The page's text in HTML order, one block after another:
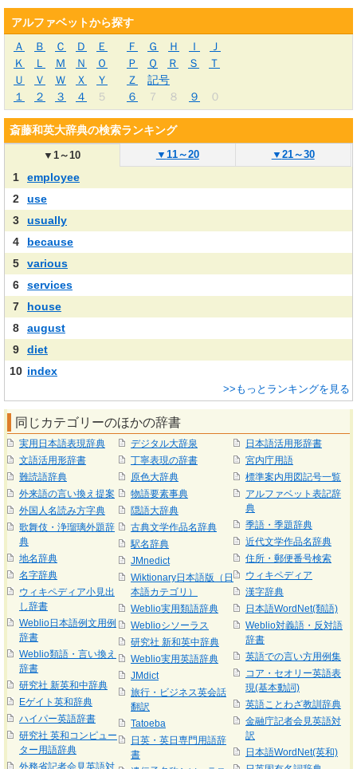
アルファベットから探す
Ａ
Ｂ Ｃ Ｄ Ｅ Ｆ Ｇ Ｈ Ｉ
Ｊ
Ｋ
Ｌ Ｍ Ｎ Ｏ Ｐ Ｑ Ｒ Ｓ
Ｔ
Ｕ
Ｖ Ｗ Ｘ Ｙ Ｚ
記号
１
２ ３ ４ ５ ６ ７ ８ ９ ０
斎藤和英大辞典の検索ランキング
▼1～10 ▼ 11～20 ▼ 21～30
1
employee
2
use
3
usually
4
because
5
various
6
services
7
house
8
august
9
diet
10 index
>>もっとランキングを見る
同じカテゴリーのほかの辞書
実用日本語表現辞典
文語活用形辞書
難読語辞典
外来語の言い換え提案
外国人名読み方字典
歌舞伎・浄瑠璃外題辞
典
地名辞典
名字辞典
ウィキペディア小見出
し辞書
Weblio日本語例文用例
辞書
Weblio類語・言い換え
辞書
研究社 新英和中辞典
Eゲイト英和辞典
ハイパー英語辞書
研究社 英和コンピュー
ター用語辞典
外務省記者会見英語対
デジタル大辞泉
丁寧表現の辞書
原色大辞典
物語要素事典
隠語大辞典
古典文学作品名辞典
駅名辞典
JMnedict
Wiktionary日本語版（日
本語カテゴリ）
Weblio実用類語辞典
Weblioシソーラス
研究社 新和英中辞典
Weblio実用英語辞典
JMdict
旅行・ビジネス英会話
翻訳
Tatoeba
日英・英日専門用語辞
書
日本語活用形辞書
宮内庁用語
標準案内用図記号一覧
アルファベット表記辞
典
季語・季題辞典
近代文学作品名辞典
住所・郵便番号検索
ウィキペディア
漢字辞典
日本語WordNet(類語)
Weblio対義語・反対語
辞書
英語での言い方用例集
コア・セオリー英語表
現(基本動詞)
英語ことわざ教訓辞典
金融庁記者会見英語対
訳
日本語WordNet(英和)